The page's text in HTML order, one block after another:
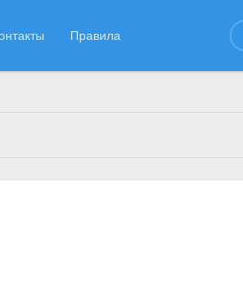
Правила